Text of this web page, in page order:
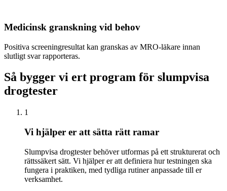
Medicinsk granskning vid behov
Positiva screeningresultat kan granskas av MRO-läkare innan
slutligt svar rapporteras.
Så bygger vi ert program för slumpvisa
drogtester
1
Vi hjälper er att sätta rätt ramar
Slumpvisa drogtester behöver utformas på ett strukturerat och
rättssäkert sätt. Vi hjälper er att definiera hur testningen ska
fungera i praktiken, med tydliga rutiner anpassade till er
verksamhet.